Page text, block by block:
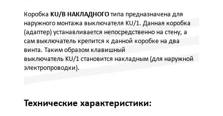
Коробка KU/B НАКЛАДНОГО типа предназначена для
наружного монтажа выключателя KU/1. Данная коробка
(адаптер) устанавливается непосредственно на стену, а
сам выключатель крепится к данной коробке на два
винта. Таким образом клавишный
выключатель KU/1 становится накладным (для наружной
электропроводки).
Технические характеристики: